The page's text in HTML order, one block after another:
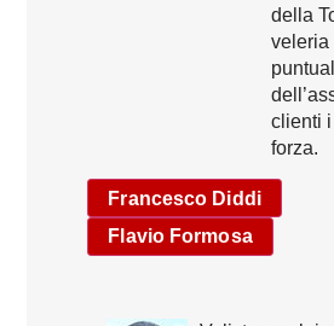
della
veleria
clienti
forza.
Francesco Diddi
Flavio Formosa